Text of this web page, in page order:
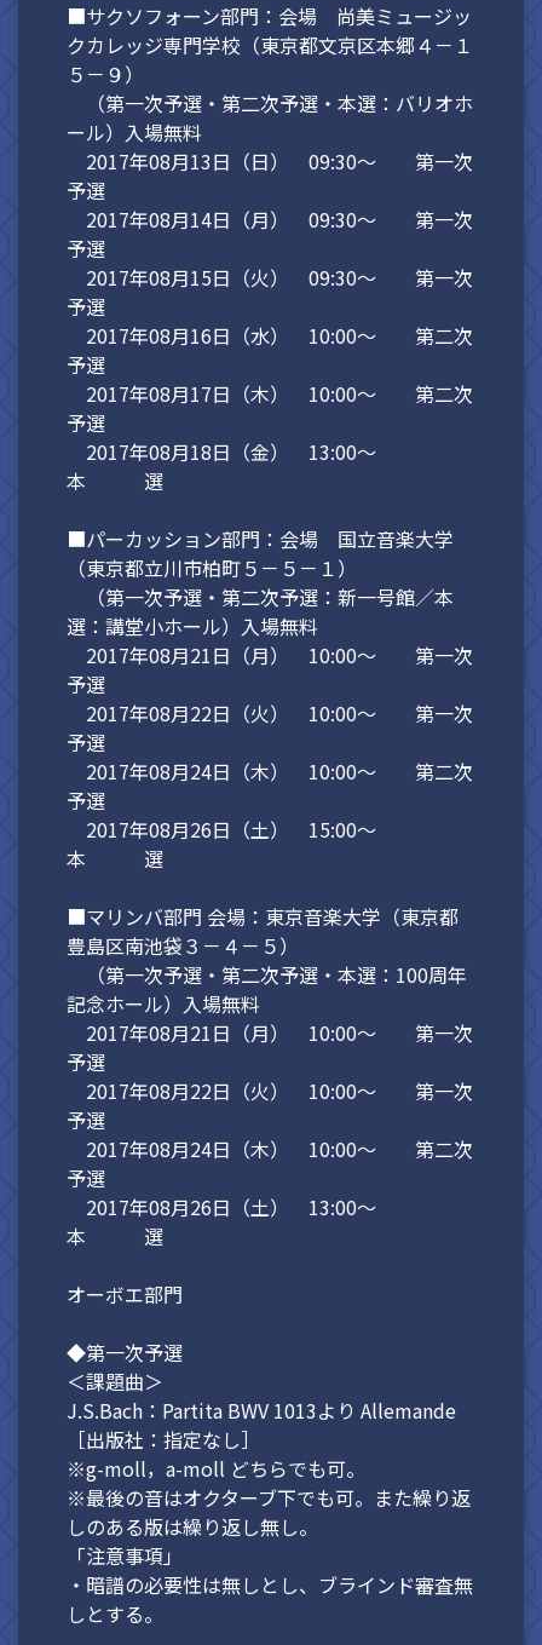
■サクソフォーン部門：会場 尚美ミュージッ
クカレッジ専門学校（東京都文京区本郷４－１
５－９）
（第一次予選・第二次予選・本選：バリオホ
ール）入場無料
2017年08月13日（日） 09:30～ 第一次
予選
2017年08月14日（月） 09:30～ 第一次
予選
2017年08月15日（火） 09:30～ 第一次
予選
2017年08月16日（水） 10:00～ 第二次
予選
2017年08月17日（木） 10:00～ 第二次
予選
2017年08月18日（金） 13:00～
本 選
■パーカッション部門：会場 国立音楽大学
（東京都立川市柏町５－５－１）
（第一次予選・第二次予選：新一号館／本
選：講堂小ホール）入場無料
2017年08月21日（月） 10:00～ 第一次
予選
2017年08月22日（火） 10:00～ 第一次
予選
2017年08月24日（木） 10:00～ 第二次
予選
2017年08月26日（土） 15:00～
本 選
■マリンバ部門 会場：東京音楽大学（東京都
豊島区南池袋３－４－５）
（第一次予選・第二次予選・本選：100周年
記念ホール）入場無料
2017年08月21日（月） 10:00～ 第一次
予選
2017年08月22日（火） 10:00～ 第一次
予選
2017年08月24日（木） 10:00～ 第二次
予選
2017年08月26日（土） 13:00～
本 選
オーボエ部門
◆第一次予選
＜課題曲＞
J.S.Bach：Partita BWV 1013より Allemande
［出版社：指定なし］
※g-moll，a-moll どちらでも可。
※最後の音はオクターブ下でも可。また繰り返
しのある版は繰り返し無し。
「注意事項」
・暗譜の必要性は無しとし、ブラインド審査無
しとする。